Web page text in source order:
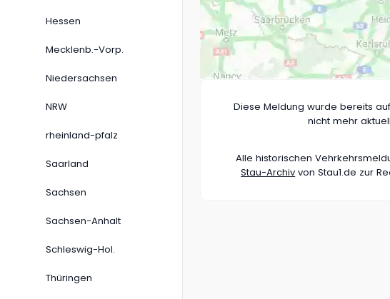
Hessen
Mecklenb.-Vorp.
Niedersachsen
NRW
rheinland-pfalz
Saarland
Sachsen
Sachsen-Anhalt
Schleswig-Hol.
Thüringen
Diese Meldung wurde bereits
nicht mehr
Alle historischen
Stau-Archiv von Stau1.de zur